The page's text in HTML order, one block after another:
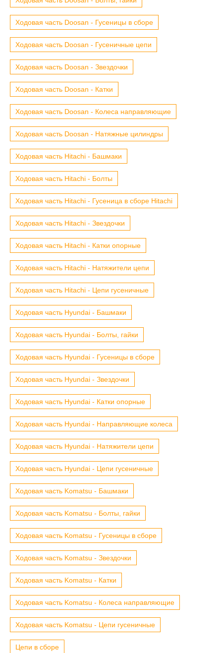
Ходовая часть Doosan - Гусеницы в сборе
Ходовая часть Doosan - Гусеничные цепи
Ходовая часть Doosan - Звездочки
Ходовая часть Doosan - Катки
Ходовая часть Doosan - Колеса направляющие
Ходовая часть Doosan - Натяжные цилиндры
Ходовая часть Hitachi - Башмаки
Ходовая часть Hitachi - Болты
Ходовая часть Hitachi - Гусеница в сборе Hitachi
Ходовая часть Hitachi - Звездочки
Ходовая часть Hitachi - Катки опорные
Ходовая часть Hitachi - Натяжители цепи
Ходовая часть Hitachi - Цепи гусеничные
Ходовая часть Hyundai - Башмаки
Ходовая часть Hyundai - Болты, гайки
Ходовая часть Hyundai - Гусеницы в сборе
Ходовая часть Hyundai - Звездочки
Ходовая часть Hyundai - Катки опорные
Ходовая часть Hyundai - Направляющие колеса
Ходовая часть Hyundai - Натяжители цепи
Ходовая часть Hyundai - Цепи гусеничные
Ходовая часть Komatsu - Башмаки
Ходовая часть Komatsu - Болты, гайки
Ходовая часть Komatsu - Гусеницы в сборе
Ходовая часть Komatsu - Звездочки
Ходовая часть Komatsu - Катки
Ходовая часть Komatsu - Колеса направляющие
Ходовая часть Komatsu - Цепи гусеничные
Цепи в сборе